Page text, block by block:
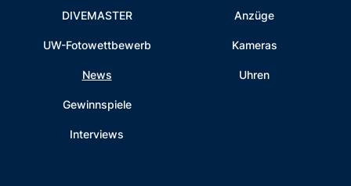
DIVEMASTER
UW-Fotowettbewerb
News
Gewinnspiele
Interviews
Anzüge
Kameras
Uhren